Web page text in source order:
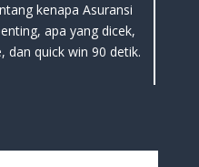
kenapa Asuransi
apa yang dicek,
dan quick win 90 detik.